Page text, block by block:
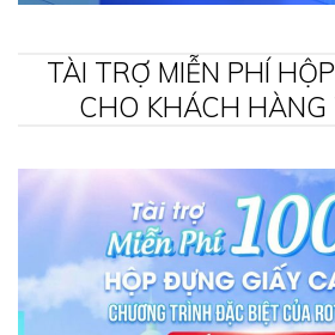
TÀI TRỢ MIỄN PHÍ
CHO KHÁCH